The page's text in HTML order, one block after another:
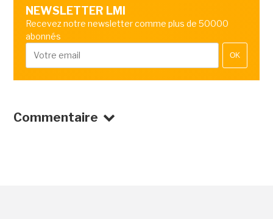
NEWSLETTER LMI
Recevez notre newsletter comme plus de 50000
abonnés
OK
Commentaire